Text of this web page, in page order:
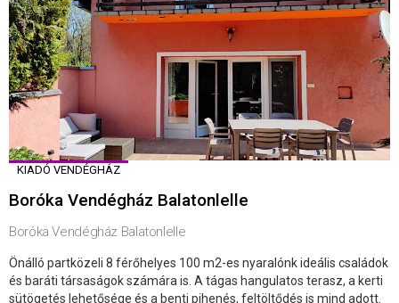
KIADÓ VENDÉGHÁZ
Boróka Vendégház Balatonlelle
Boróka Vendégház Balatonlelle
Önálló partközeli 8 férőhelyes 100 m2-es nyaralónk ideális családok
és baráti társaságok számára is. A tágas hangulatos terasz, a kerti
sütögetés lehetősége és a benti pihenés, feltöltődés is mind adott.